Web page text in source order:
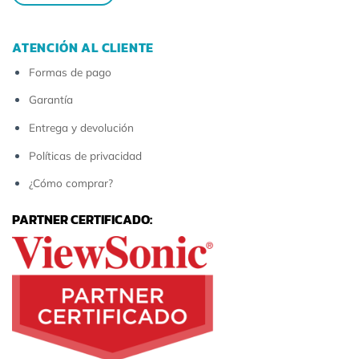
ATENCIÓN AL CLIENTE
Formas de pago
Garantía
Entrega y devolución
Políticas de privacidad
¿Cómo comprar?
PARTNER CERTIFICADO: